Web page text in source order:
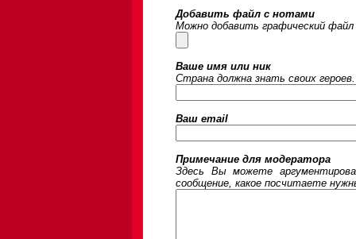
Добавить файл с нотами
Можно добавить графический
Ваше имя или ник
Страна должна знать своих
Ваш email
Примечание для модератора
Здесь Вы можете
сообщение, какое посчитаете